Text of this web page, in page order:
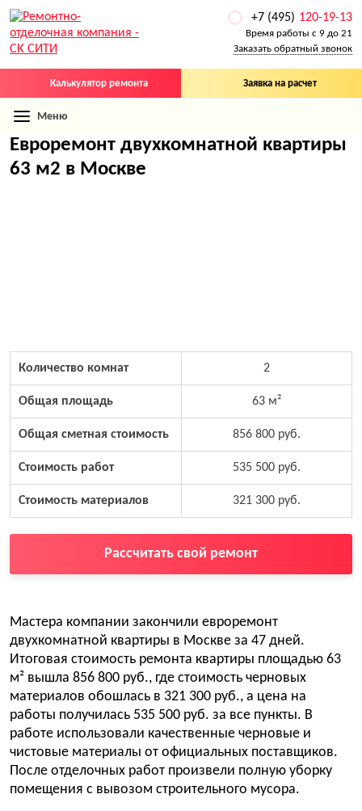
Калькулятор ремонта Заявка на расчет
+7 (495) 120-19-13
Время работы с 9 до 21
Заказать обратный звонок
Меню
Евроремонт двухкомнатной квартиры
63 м2 в Москве
Количество комнат 2
Общая площадь 63 м²
Общая сметная стоимость 856 800 руб.
Стоимость работ 535 500 руб.
Стоимость материалов 321 300 руб.
Рассчитать свой ремонт
Мастера компании закончили евроремонт
двухкомнатной квартиры в Москве за 47 дней.
Итоговая стоимость ремонта квартиры площадью 63
м² вышла 856 800 руб., где стоимость черновых
материалов обошлась в 321 300 руб., а цена на
работы получилась 535 500 руб. за все пункты. В
работе использовали качественные черновые и
чистовые материалы от официальных поставщиков.
После отделочных работ произвели полную уборку
помещения с вывозом строительного мусора.